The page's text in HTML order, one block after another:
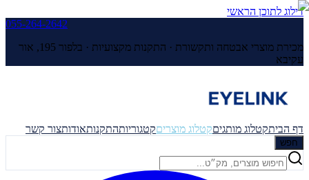
דילוג לתוכן הראשי
055-264-2642
מכירת מוצרי אבטחה ותקשורת · התקנות מקצועיות ·
בלפור 195, אור
עקיבא
דף הביתקטלוג מותגיםקטלוג מוצריםקטגוריותהתקנותאודותצור קשר
חפש